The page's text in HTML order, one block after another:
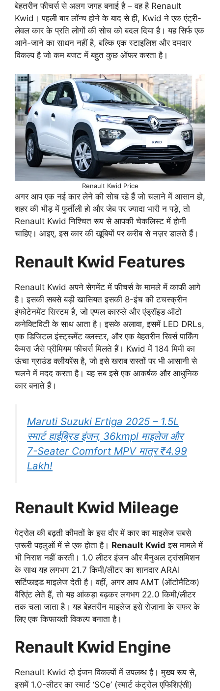
बेहतरीन फीचर्स से अलग जगह बनाई है – वह है Renault
Kwid। पहली बार लॉन्च होने के बाद से ही, Kwid ने एक एंट्री-
लेवल कार के प्रति लोगों की सोच को बदल दिया है। यह सिर्फ एक
आने-जाने का साधन नहीं है, बल्कि एक स्टाइलिश और दमदार
विकल्प है जो कम बजट में बहुत कुछ ऑफर करता है।
Renault Kwid Price
अगर आप एक नई कार लेने की सोच रहे हैं जो चलाने में आसान हो,
शहर की भीड़ में फुर्तीली हो और जेब पर ज्यादा भारी न पड़े, तो
Renault Kwid निश्चित रूप से आपकी चेकलिस्ट में होनी
चाहिए। आइए, इस कार की खूबियों पर करीब से नज़र डालते हैं।
Renault Kwid Features
Renault Kwid अपने सेगमेंट में फीचर्स के मामले में काफी आगे
है। इसकी सबसे बड़ी खासियत इसकी 8-इंच की टचस्क्रीन
इंफोटेनमेंट सिस्टम है, जो एप्पल कारप्ले और एंड्रॉइड ऑटो
कनेक्टिविटी के साथ आता है। इसके अलावा, इसमें LED DRLs,
एक डिजिटल इंस्ट्रूमेंट क्लस्टर, और एक बेहतरीन रिवर्स पार्किंग
कैमरा जैसे प्रीमियम फीचर्स मिलते हैं। Kwid में 184 मिमी का
ऊंचा ग्राउंड क्लीयरेंस है, जो इसे खराब रास्तों पर भी आसानी से
चलने में मदद करता है। यह सब इसे एक आकर्षक और आधुनिक
कार बनाते हैं।
Maruti Suzuki Ertiga 2025 – 1.5L
स्मार्ट हाईब्रिड इंजन‚ 36kmpl माइलेज और
7-Seater Comfort MPV मात्र ₹4.99
Lakh!
Renault Kwid Mileage
पेट्रोल की बढ़ती कीमतों के इस दौर में कार का माइलेज सबसे
ज़रूरी पहलुओं में से एक होता है। Renault Kwid इस मामले में
भी निराश नहीं करती। 1.0 लीटर इंजन और मैनुअल ट्रांसमिशन
के साथ यह लगभग 21.7 किमी/लीटर का शानदार ARAI
सर्टिफाइड माइलेज देती है। वहीं, अगर आप AMT (ऑटोमैटिक)
वैरिएंट लेते हैं, तो यह आंकड़ा बढ़कर लगभग 22.0 किमी/लीटर
तक चला जाता है। यह बेहतरीन माइलेज इसे रोज़ाना के सफर के
लिए एक किफायती विकल्प बनाता है।
Renault Kwid Engine
Renault Kwid दो इंजन विकल्पों में उपलब्ध है। मुख्य रूप से,
इसमें 1.0-लीटर का स्मार्ट ‘SCe’ (स्मार्ट कंट्रोल एफिशिएंसी)